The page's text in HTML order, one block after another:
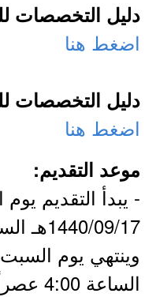
دليل التخصصات
اضغط هنا
دليل التخصصات
اضغط هنا
موعد التقديم:
- يبدأ التقديم يوم
الساعة 4:00 عصراً.